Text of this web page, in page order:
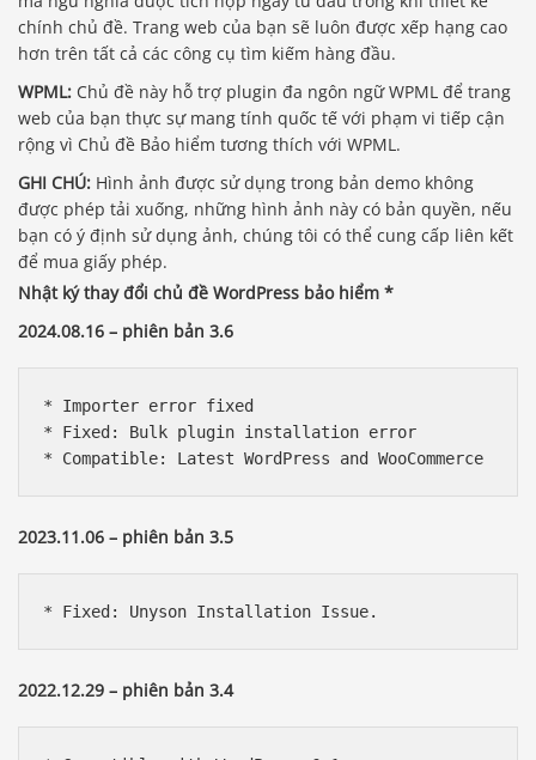
chính chủ đề. Trang web của bạn sẽ luôn được xếp hạng cao
hơn trên tất cả các công cụ tìm kiếm hàng đầu.
WPML: Chủ đề này hỗ trợ plugin đa ngôn ngữ WPML để trang
web của bạn thực sự mang tính quốc tế với phạm vi tiếp cận
rộng vì Chủ đề Bảo hiểm tương thích với WPML.
GHI CHÚ: Hình ảnh được sử dụng trong bản demo không
được phép tải xuống, những hình ảnh này có bản quyền, nếu
bạn có ý định sử dụng ảnh, chúng tôi có thể cung cấp liên kết
để mua giấy phép.
Nhật ký thay đổi chủ đề WordPress bảo hiểm *
2024.08.16 – phiên bản 3.6
* Importer error fixed
* Fixed: Bulk plugin installation error
* Compatible: Latest WordPress and WooCommerce
2023.11.06 – phiên bản 3.5
* Fixed: Unyson Installation Issue.
2022.12.29 – phiên bản 3.4